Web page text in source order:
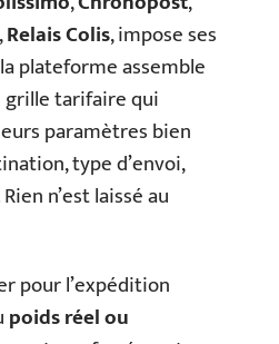
,Relais Colis, impose ses
plateforme assemble
grille tarifaire qui
paramètres bien
type d’envoi,
n’est laissé au
pour l’expédition
poids réel ou